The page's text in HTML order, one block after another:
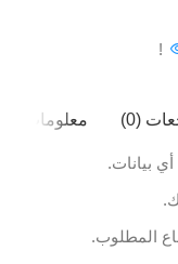
(0) معلومات
بيانات.
المطلوب.